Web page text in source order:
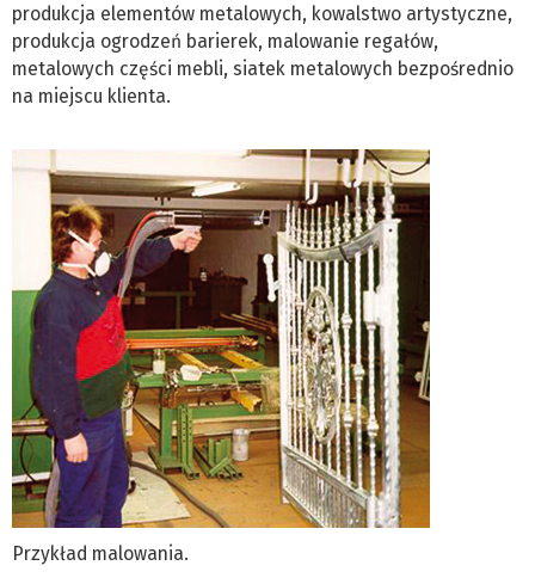
produkcja elementów metalowych, kowalstwo artystyczne,
produkcja ogrodzeń barierek, malowanie regałów,
metalowych części mebli, siatek metalowych bezpośrednio
na miejscu klienta.
Przykład malowania.